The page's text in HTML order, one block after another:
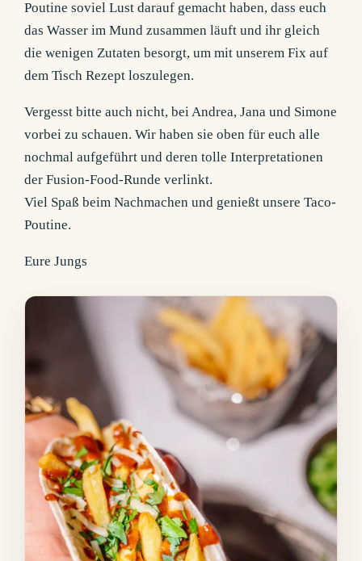
Poutine soviel Lust darauf gemacht haben, dass euch
das Wasser im Mund zusammen läuft und ihr gleich
die wenigen Zutaten besorgt, um mit unserem Fix auf
dem Tisch Rezept loszulegen.
Vergesst bitte auch nicht, bei Andrea, Jana und Simone
vorbei zu schauen. Wir haben sie oben für euch alle
nochmal aufgeführt und deren tolle Interpretationen
der Fusion-Food-Runde verlinkt.
Viel Spaß beim Nachmachen und genießt unsere Taco-
Poutine.
Eure Jungs